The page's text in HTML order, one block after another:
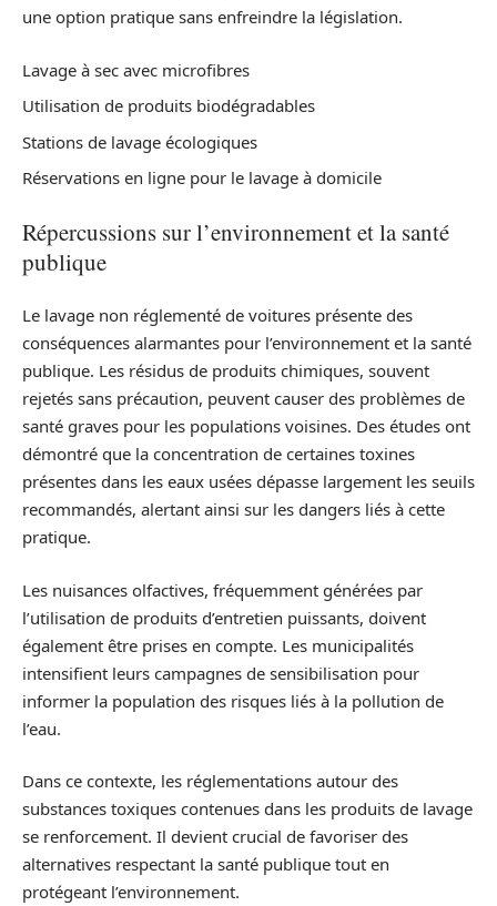
une option pratique sans enfreindre la législation.
Lavage à sec avec microfibres
Utilisation de produits biodégradables
Stations de lavage écologiques
Réservations en ligne pour le lavage à domicile
Répercussions sur l’environnement et la santé
publique
Le lavage non réglementé de voitures présente des
conséquences alarmantes pour l’environnement et la santé
publique. Les résidus de produits chimiques, souvent
rejetés sans précaution, peuvent causer des problèmes de
santé graves pour les populations voisines. Des études ont
démontré que la concentration de certaines toxines
présentes dans les eaux usées dépasse largement les seuils
recommandés, alertant ainsi sur les dangers liés à cette
pratique.
Les nuisances olfactives, fréquemment générées par
l’utilisation de produits d’entretien puissants, doivent
également être prises en compte. Les municipalités
intensifient leurs campagnes de sensibilisation pour
informer la population des risques liés à la pollution de
l’eau.
Dans ce contexte, les réglementations autour des
substances toxiques contenues dans les produits de lavage
se renforcement. Il devient crucial de favoriser des
alternatives respectant la santé publique tout en
protégeant l’environnement.